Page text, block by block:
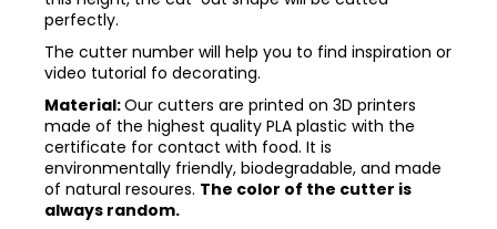
perfectly.
The cutter number will help you to find inspiration or
video tutorial fo decorating.
Material:Our cutters are printed on 3D printers
made of the highest quality PLA plastic with the
certificate for contact with food. It is
environmentally friendly, biodegradable, and made
of natural resoures. The color of the cutter is
always random.